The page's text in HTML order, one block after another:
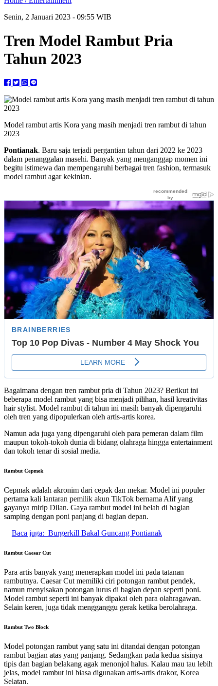
Senin, 2 Januari 2023 - 09:55 WIB
Tren Model Rambut Pria
Tahun 2023
Model rambut artis Kora yang masih menjadi tren rambut di tahun
2023
Pontianak. Baru saja terjadi pergantian tahun dari 2022 ke 2023
dalam penanggalan masehi. Banyak yang menganggap momen ini
begitu istimewa dan mempengaruhi berbagai tren fashion, termasuk
model rambut agar kekinian.
Bagaimana dengan tren rambut pria di Tahun 2023? Berikut ini
beberapa model rambut yang bisa menjadi pilihan, hasil kreativitas
hair stylist. Model rambut di tahun ini masih banyak dipengaruhi
oleh tren yang dipopulerkan oleh artis-artis korea.
Namun ada juga yang dipengaruhi oleh para pemeran dalam film
maupun tokoh-tokoh dunia di bidang olahraga hingga entertainment
dan tokoh tenar di sosial media.
Rambut Cepmek
Cepmak adalah akronim dari cepak dan mekar. Model ini populer
pertama kali lantaran pemilik akun TikTok bernama Alif yang
gayanya mirip Dilan. Gaya rambut model ini belah di bagian
samping dengan poni panjang di bagian depan.
Baca juga: Burgerkill Bakal Guncang Pontianak
Rambut Caesar Cut
Para artis banyak yang menerapkan model ini pada tatanan
rambutnya. Caesar Cut memiliki ciri potongan rambut pendek,
namun menyisakan potongan lurus di bagian depan seperti poni.
Model rambut seperti ini banyak dipakai oleh para olahragawan.
Selain keren, juga tidak mengganggu gerak ketika berolahraga.
Rambut Two Block
Model potongan rambut yang satu ini ditandai dengan potongan
rambut bagian atas yang panjang. Sedangkan pada kedua sisinya
tipis dan bagian belakang agak menonjol halus. Kalau mau tau lebih
jelas, model rambut ini biasa digunakan artis-artis drakor, Korea
Selatan.